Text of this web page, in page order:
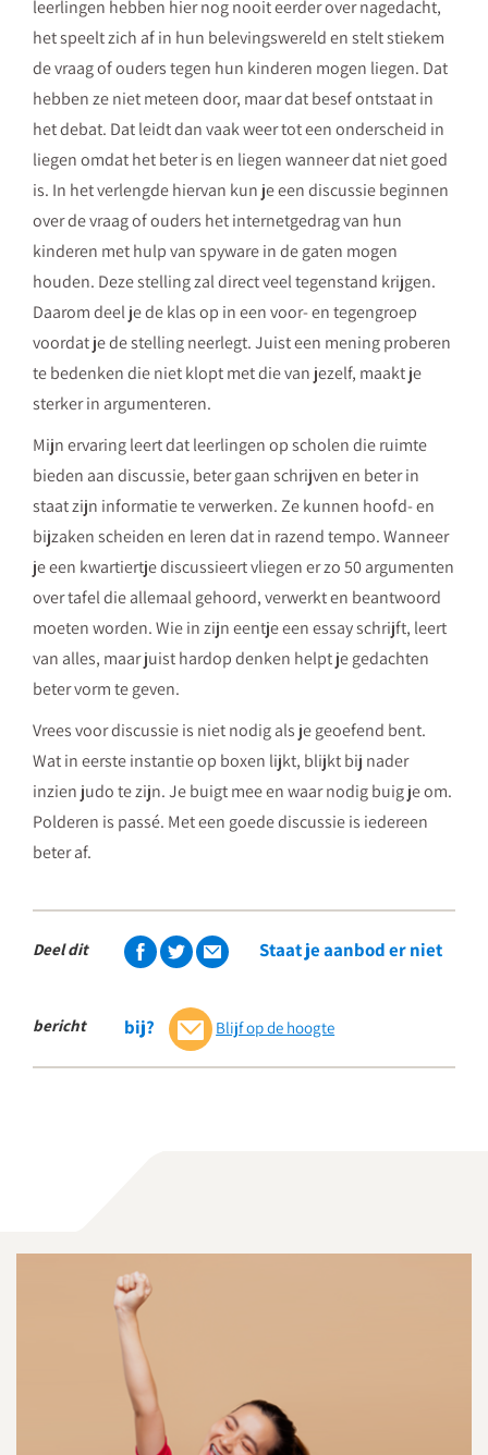
leerlingen hebben hier nog nooit eerder over nagedacht,
het speelt zich af in hun belevingswereld en stelt stiekem
de vraag of ouders tegen hun kinderen mogen liegen. Dat
hebben ze niet meteen door, maar dat besef ontstaat in
het debat. Dat leidt dan vaak weer tot een onderscheid in
liegen omdat het beter is en liegen wanneer dat niet goed
is. In het verlengde hiervan kun je een discussie beginnen
over de vraag of ouders het internetgedrag van hun
kinderen met hulp van spyware in de gaten mogen
houden. Deze stelling zal direct veel tegenstand krijgen.
Daarom deel je de klas op in een voor- en tegengroep
voordat je de stelling neerlegt. Juist een mening proberen
te bedenken die niet klopt met die van jezelf, maakt je
sterker in argumenteren.
Mijn ervaring leert dat leerlingen op scholen die ruimte
bieden aan discussie, beter gaan schrijven en beter in
staat zijn informatie te verwerken. Ze kunnen hoofd- en
bijzaken scheiden en leren dat in razend tempo. Wanneer
je een kwartiertje discussieert vliegen er zo 50 argumenten
over tafel die allemaal gehoord, verwerkt en beantwoord
moeten worden. Wie in zijn eentje een essay schrijft, leert
van alles, maar juist hardop denken helpt je gedachten
beter vorm te geven.
Vrees voor discussie is niet nodig als je geoefend bent.
Wat in eerste instantie op boxen lijkt, blijkt bij nader
inzien judo te zijn. Je buigt mee en waar nodig buig je om.
Polderen is passé. Met een goede discussie is iedereen
beter af.
Deel dit
bericht
Staat je aanbod er niet
bij? Blijf op de hoogte